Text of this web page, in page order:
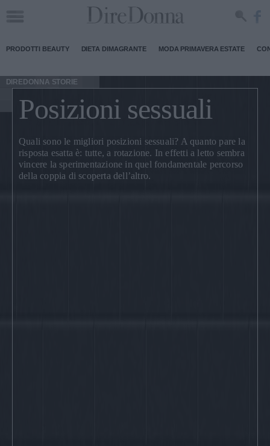
PRODOTTI BEAUTY DIETA DIMAGRANTE MODA PRIMAVERA ESTATE
DIREDONNA STORIE
Posizioni sessuali
Quali sono le migliori posizioni sessuali? A quanto pare la
risposta esatta è: tutte, a rotazione. In effetti a letto sembra
vincere la sperimentazione in quel fondamentale percorso
della coppia di scoperta dell’altro.